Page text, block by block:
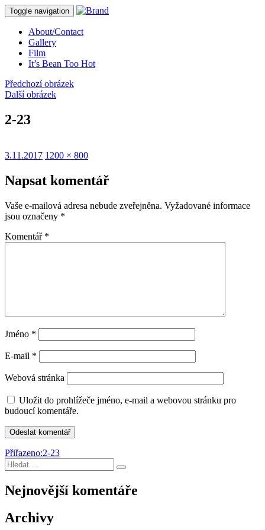
Toggle navigation
About/Contact
Gallery
Film
It’s Bean Too Hot
Předchozí obrázek
Další obrázek
2-23
Publikováno:
3.11.2017 Původní
1200 × 800
Napsat komentář
Vaše e-mailová adresa nebude zveřejněna. Vyžadované informace
jsou označeny *
Komentář *
Jméno *
E-mail *
Webová stránka
Uložit do prohlížeče jméno, e-mail a webovou stránku pro
budoucí komentáře.
Navigace
pro
příspěvek
Přiřazeno:2-23
Hledat:
Hledání
Nejnovější komentáře
Archivy